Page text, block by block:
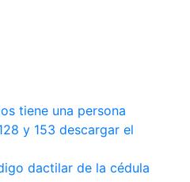
tiene una persona
y 153 descargar el
dactilar de la cédula